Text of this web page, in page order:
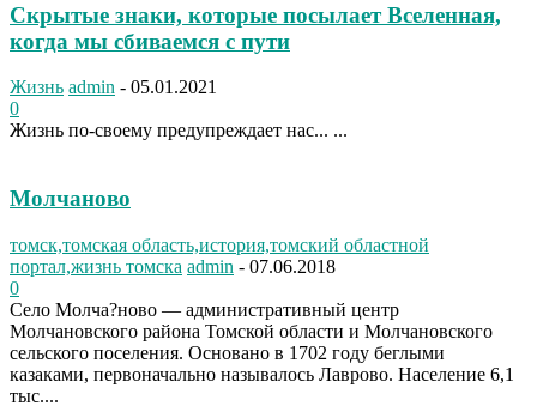
Скрытые знаки, которые посылает Вселенная,
когда мы сбиваемся с пути
Жизнь admin - 05.01.2021
0
Жизнь по-своему предупреждает нас... ...
Молчаново
томск,томская область,история,томский областной
портал,жизнь томска admin - 07.06.2018
0
Село Молча?ново — административный центр
Молчановского района Томской области и Молчановского
сельского поселения. Основано в 1702 году беглыми
казаками, первоначально называлось Лаврово. Население 6,1
тыс....